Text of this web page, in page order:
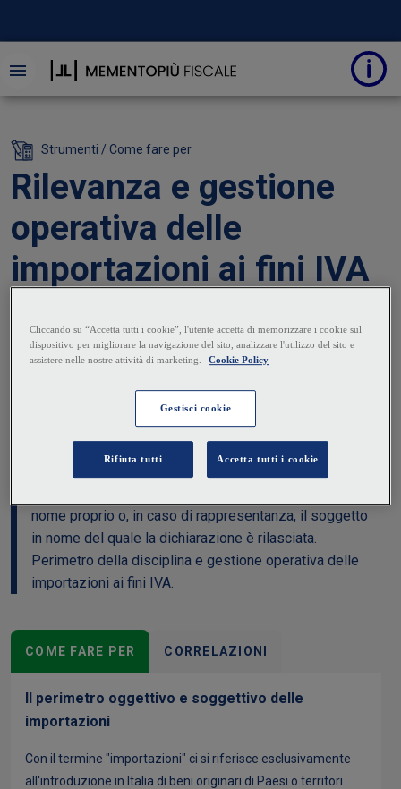
Strumenti / Come fare per
Rilevanza e gestione
operativa delle
importazioni ai fini IVA
L'importazione di beni, da chiunque effettuata
ente non commerciale, privato consumatore),
costituisce operazione imponibile in Italia, secondo le
regole delle operazioni imponibili interne. È
nome proprio o, in caso di rappresentanza, il soggetto
in nome del quale la dichiarazione è rilasciata.
Perimetro della disciplina e gestione operativa delle
importazioni ai fini IVA.
COME FARE PER CORRELAZIONI
Il perimetro oggettivo e soggettivo delle
importazioni
Con il termine "importazioni" ci si riferisce esclusivamente
all'introduzione in Italia di beni originari di Paesi o territori